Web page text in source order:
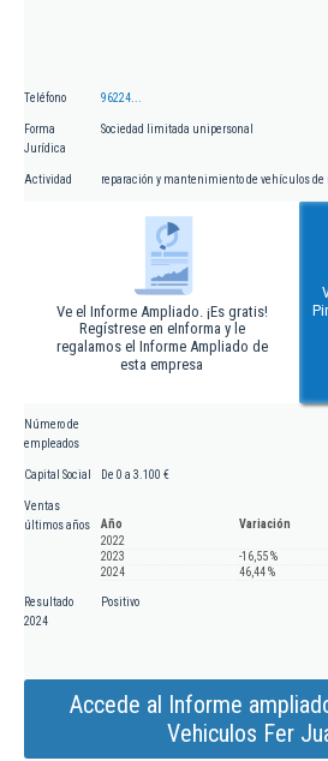
Teléfono 96224...
Forma
Jurídica
Sociedad limitada unipersonal
Actividad reparación y mantenimiento de vehículos de
Ve el Informe Ampliado. ¡Es gratis!
Regístrese en eInforma y le
regalamos el Informe Ampliado de
esta empresa
Número de
empleados
Capital Social De 0 a 3.100 €
Ventas
últimos años
Año
Variación
2022
2023
-16,55 %
2024
46,44 %
Resultado
2024
Positivo
Accede al Informe
Vehiculos Fer